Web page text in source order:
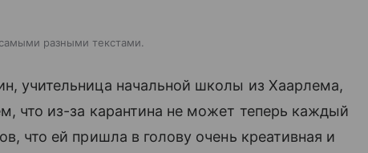
разными текстами.
учительница начальной школы из Хаарлема,
что из-за карантина не может теперь каждый
что ей пришла в голову очень креативная и